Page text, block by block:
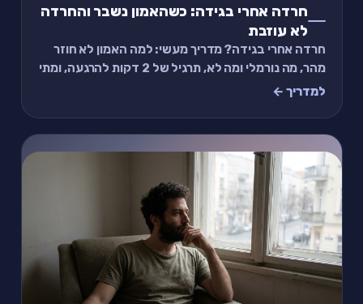
חרדה אחרי בגידה: כשהאמון נשבר והחרדה
לא עוזבת
חרדה אחרי בגידה? מדריך מעשי: למה האמון לא חוזר
מהר, מה נורמלי ומה לא, תרגיל של 2 דקות להרגעה, ומתי
לפנות לעזרה מקצועית.
למדריך ←